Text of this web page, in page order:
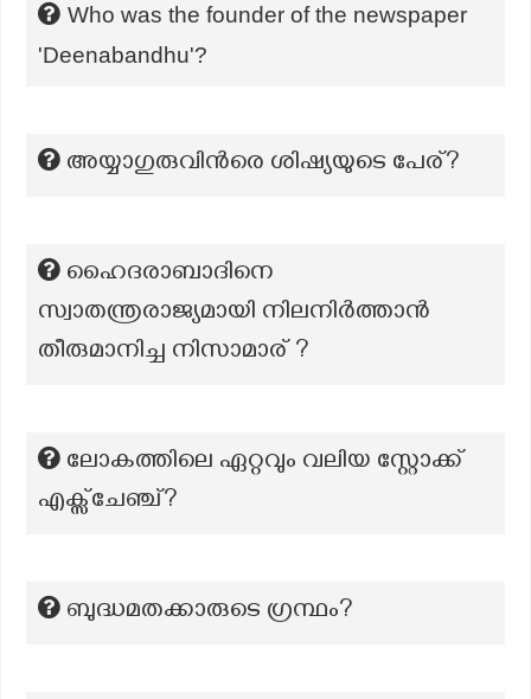
Who was the founder of the newspaper
'Deenabandhu'?
അയ്യാഗുരുവിന്‍രെ ശിഷ്യയുടെ പേര്?
ഹൈദരാബാദിനെ
സ്വാതന്ത്രരാജ്യമായി നിലനിർത്താൻ
തീരുമാനിച്ച നിസാമാര് ?
ലോകത്തിലെ ഏറ്റവും വലിയ സ്റ്റോക്ക്
എക്സ്ചേഞ്ച്?
ബുദ്ധമതക്കാരുടെ ഗ്രന്ഥം?